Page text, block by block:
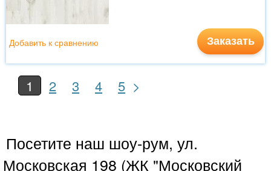
Заказать
Добавить к сравнению
1 2 3 4 5 >
Посетите наш шоу-рум, ул.
Московская 198 (ЖК "Московский